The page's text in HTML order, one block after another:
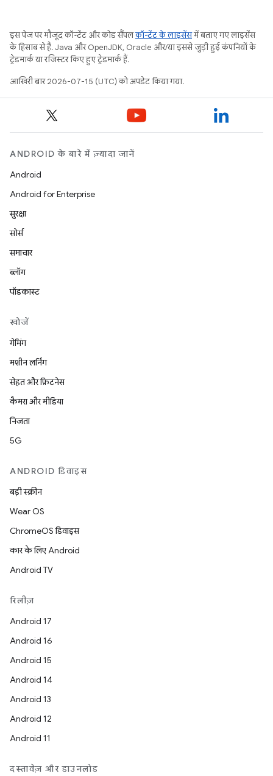
इस पेज पर मौजूद कॉन्टेंट और कोड सैंपलकॉन्टेंट के लाइसेंसमें बताए गए लाइसेंस
के हिसाब से हैं. Java और OpenJDK, Oracle और/या इससे जुड़ी हुई कंपनियों के
ट्रेडमार्क या रजिस्टर किए हुए ट्रेडमार्क हैं.
आखिरी बार 2026-07-15 (UTC) को अपडेट किया गया.
ANDROID के बारे में ज़्यादा जानें
Android
Android for Enterprise
सुरक्षा
सोर्स
समाचार
ब्लॉग
पॉडकास्ट
खोजें
गेमिंग
मशीन लर्निंग
सेहत और फ़िटनेस
कैमरा और मीडिया
निजता
5G
ANDROID डिवाइस
बड़ी स्क्रीन
Wear OS
ChromeOS डिवाइस
कार के लिए Android
Android TV
रिलीज़
Android 17
Android 16
Android 15
Android 14
Android 13
Android 12
Android 11
दस्तावेज़ और डाउनलोड